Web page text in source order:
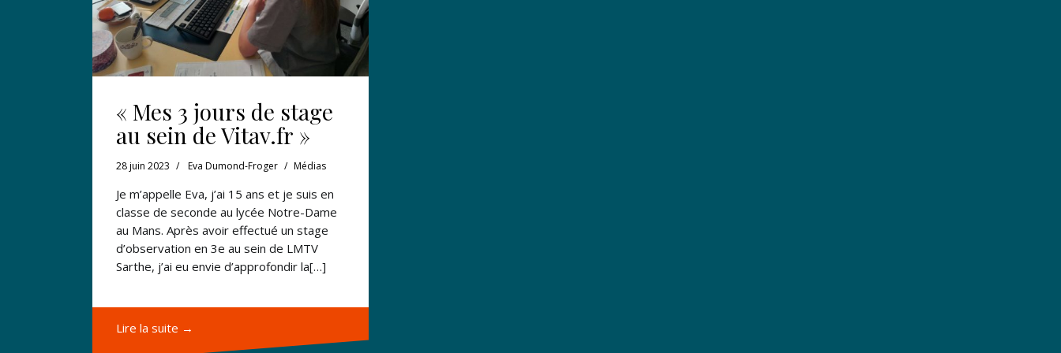
« Mes 3 jours de stage
au sein de Vitav.fr »
28 juin 2023 Eva Dumond-Froger Médias
Je m’appelle Eva, j’ai 15 ans et je suis en
classe de seconde au lycée Notre-Dame
au Mans. Après avoir effectué un stage
d’observation en 3e au sein de LMTV
Sarthe, j’ai eu envie d’approfondir la[…]
Lire la suite →